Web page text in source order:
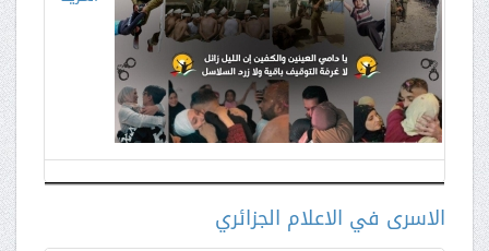
الاسرى في الاعلام الجزائري